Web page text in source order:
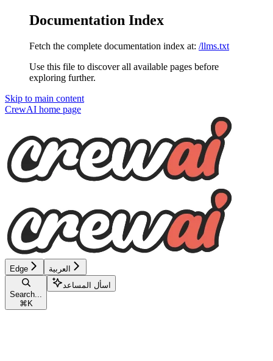
Documentation Index
Fetch the complete documentation index at: /llms.txt
Use this file to discover all available pages before
exploring further.
Skip to main content
CrewAI home page
Edge العربية
Search...
⌘ K
اسأل المساعد